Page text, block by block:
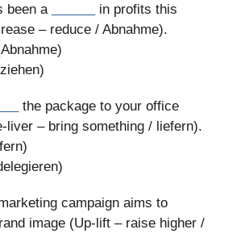
been a
in profits this
– reduce / Abnahme).
the package to your office
liver – bring something / liefern).
campaign aims to
image (Up-lift – raise higher /